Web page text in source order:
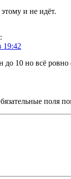
и не идёт.
:
19:42
до 10 но всё
поля